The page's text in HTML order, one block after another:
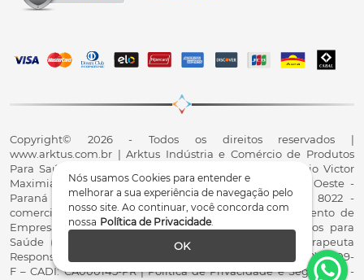
Nós usamos Cookies para entender e
melhorar a sua experiência de navegação pelo
nosso site. Ao continuar, você concorda com
nossa Política de Privacidade.
OK
Copyright© 2026 - Todos os direitos reservados |
www.arktus.com.br | Arktus Indústria e Comércio de Produtos
Para Saúde Ltda | CNPJ: 01.417.367/0001-78 | R. Antônio Victor
Maximiano, 107, Parque Industrial II, Santa Tereza do Oeste -
Paraná - CEP 85825-900 - Fale conosco: 0800 200 8022 -
comercial@arktus.com.br | Autorização de Funcionamento de
Empresa - AFE/ANVISA - Para Fabricação de Produtos para
Saúde (Correlatos): 8.02.844-5 (UX418X102741) - Fisioterapeuta
Responsável Técnico Dr. Alex Fernando Zani - Crefito8(PR): 8409-
F – CADI: CA000145-PR | Política de Privacidade e Segurança -